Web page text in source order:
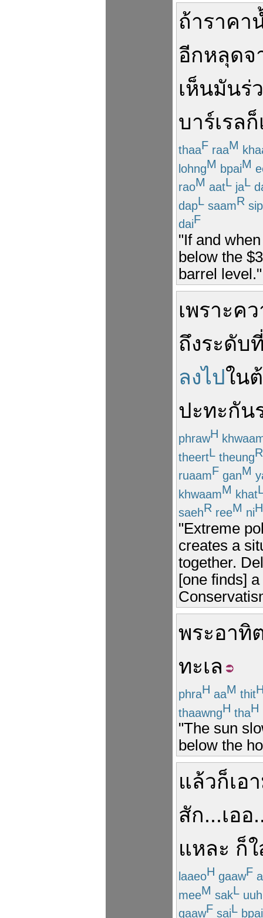
ถ้าราคา
อีกหลุดจ
เห็นมันร่
บาร์เรลก็
thaaF raaM
lohngM bpaiM
raoM aatL jaL
dapL saamR sip
daiF
"If and
below the
barrel level."
เพราะค
ถึงระดับ
ลงไปใน
ปะทะกัน
phrawH
theertL theungR
ruaamF ganM
khwaamM khat
saehR reeM niH
"Extreme
creates a
together.
[one finds]
พระอาทิ
ทะเล
phraH aaM thit
thaawngH thaH
"The sun
below the
แล้วก็เอา
สัก...เออ
แหละ ก็
laaeoH gaawF
meeM sakL
gaawF saiL bpai